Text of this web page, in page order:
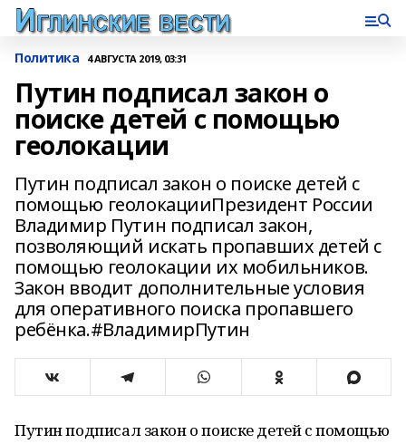
Политика 4 АВГУСТА 2019, 03:31
Путин подписал закон о
поиске детей с помощью
геолокации
Путин подписал закон о поиске детей с
помощью геолокацииПрезидент России
Владимир Путин подписал закон,
позволяющий искать пропавших детей с
помощью геолокации их мобильников.
Закон вводит дополнительные условия
для оперативного поиска пропавшего
ребёнка.#ВладимирПутин
Путин подписал закон о поиске детей с помощью